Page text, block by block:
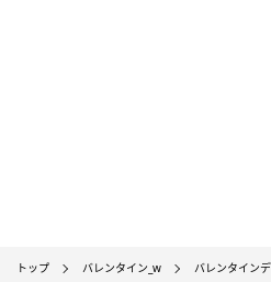
トップ バレンタイン_w バレンタイン